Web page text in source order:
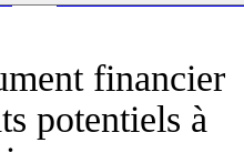
financier
potentiels à